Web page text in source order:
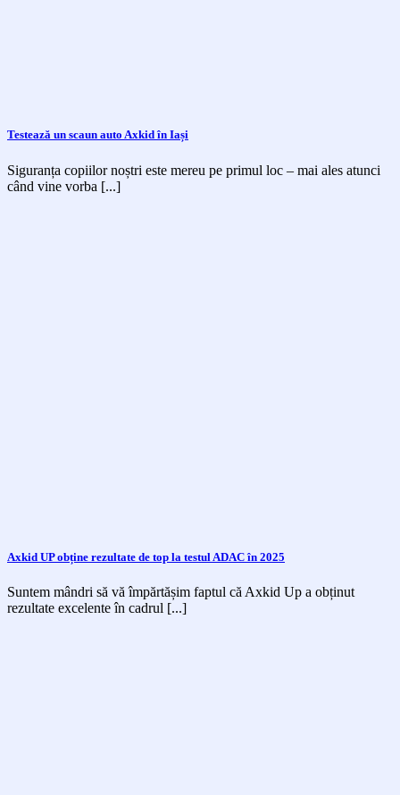
Testează un scaun auto Axkid în Iași
Siguranța copiilor noștri este mereu pe primul loc – mai ales atunci
când vine vorba [...]
Axkid UP obține rezultate de top la testul ADAC în 2025
Suntem mândri să vă împărtășim faptul că Axkid Up a obținut
rezultate excelente în cadrul [...]